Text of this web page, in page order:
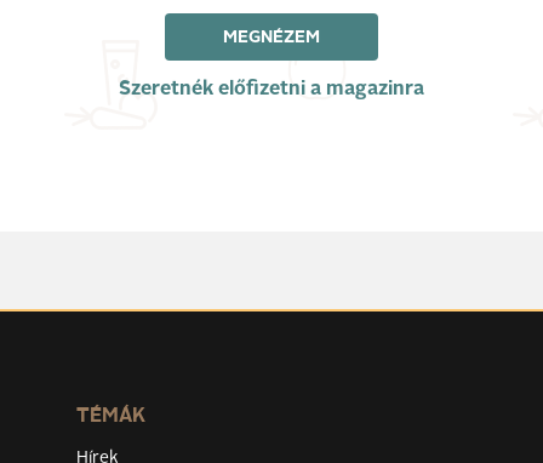
MEGNÉZEM
Szeretnék előfizetni a magazinra
TÉMÁK
Hírek